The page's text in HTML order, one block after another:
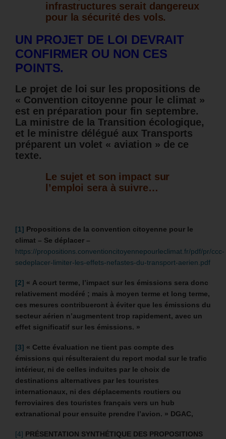
infrastructures serait dangereux
pour la sécurité des vols.
UN PROJET DE LOI DEVRAIT
CONFIRMER OU NON CES
POINTS.
Le projet de loi sur les propositions de
« Convention citoyenne pour le climat »
est en préparation pour fin septembre.
La ministre de la Transition écologique,
et le ministre délégué aux Transports
préparent un volet « aviation » de ce
texte.
Le sujet et son impact sur
l’emploi sera à suivre…
[1] Propositions de la convention citoyenne pour le
climat – Se déplacer –
https://propositions.conventioncitoyennepourleclimat.fr/pdf/pr/ccc-
sedeplacer-limiter-les-effets-nefastes-du-transport-aerien.pdf
[2] « A court terme, l’impact sur les émissions sera donc
relativement modéré ; mais à moyen terme et long terme,
ces mesures contribueront à éviter que les émissions du
secteur aérien n’augmentent trop rapidement, avec un
effet significatif sur les émissions. »
[3] « Cette évaluation ne tient pas compte des
émissions qui résulteraient du report modal sur le trafic
intérieur, ni de celles induites par le choix de
destinations alternatives par les touristes
internationaux, ni des déplacements routiers ou
ferroviaires des touristes français vers un hub
extranational pour ensuite prendre l’avion. » DGAC,
[4] PRÉSENTATION SYNTHÉTIQUE DES PROPOSITIONS